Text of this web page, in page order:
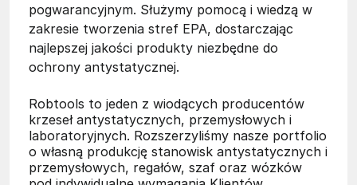
pogwarancyjnym. Służymy pomocą i wiedzą w
zakresie tworzenia stref EPA, dostarczając
najlepszej jakości produkty niezbędne do
ochrony antystatycznej.
Robtools to jeden z wiodących producentów
krzeseł antystatycznych, przemysłowych i
laboratoryjnych. Rozszerzyliśmy nasze portfolio
o własną produkcję stanowisk antystatycznych i
przemysłowych, regałów, szaf oraz wózków